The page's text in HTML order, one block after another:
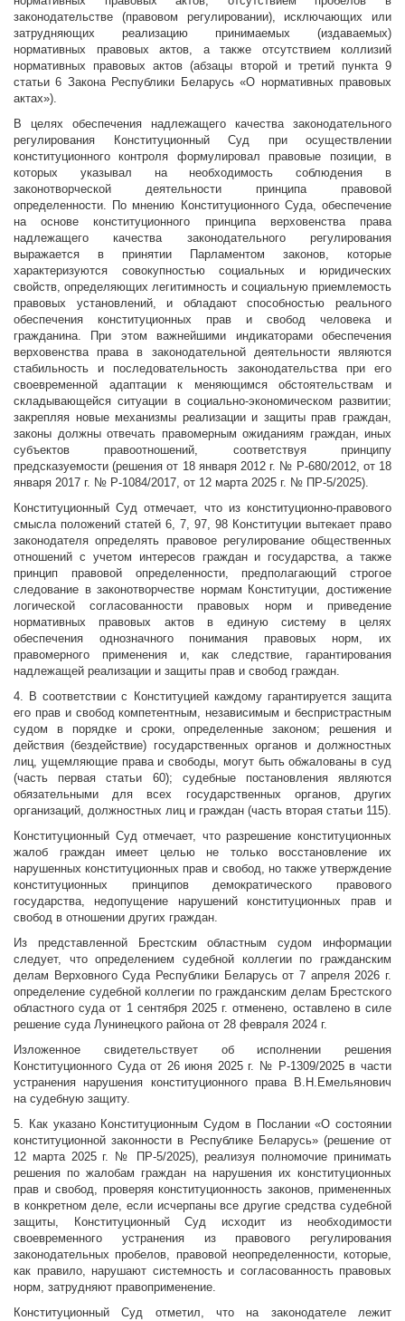
законодательстве (правовом регулировании), исключающих или
затрудняющих реализацию принимаемых (издаваемых)
нормативных правовых актов, а также отсутствием коллизий
нормативных правовых актов (абзацы второй и третий пункта 9
статьи 6 Закона Республики Беларусь «О нормативных правовых
актах»).
В целях обеспечения надлежащего качества законодательного
регулирования Конституционный Суд при осуществлении
конституционного контроля формулировал правовые позиции, в
которых указывал на необходимость соблюдения в
законотворческой деятельности принципа правовой
определенности. По мнению Конституционного Суда, обеспечение
на основе конституционного принципа верховенства права
надлежащего качества законодательного регулирования
выражается в принятии Парламентом законов, которые
характеризуются совокупностью социальных и юридических
свойств, определяющих легитимность и социальную приемлемость
правовых установлений, и обладают способностью реального
обеспечения конституционных прав и свобод человека и
гражданина. При этом важнейшими индикаторами обеспечения
верховенства права в законодательной деятельности являются
стабильность и последовательность законодательства при его
своевременной адаптации к меняющимся обстоятельствам и
складывающейся ситуации в социально-экономическом развитии;
закрепляя новые механизмы реализации и защиты прав граждан,
законы должны отвечать правомерным ожиданиям граждан, иных
субъектов правоотношений, соответствуя принципу
предсказуемости (решения от 18 января 2012 г. № Р-680/2012, от 18
января 2017 г. № Р-1084/2017, от 12 марта 2025 г. № ПР-5/2025).
Конституционный Суд отмечает, что из конституционно-правового
смысла положений статей 6, 7, 97, 98 Конституции вытекает право
законодателя определять правовое регулирование общественных
отношений с учетом интересов граждан и государства, а также
принцип правовой определенности, предполагающий строгое
следование в законотворчестве нормам Конституции, достижение
логической согласованности правовых норм и приведение
нормативных правовых актов в единую систему в целях
обеспечения однозначного понимания правовых норм, их
правомерного применения и, как следствие, гарантирования
надлежащей реализации и защиты прав и свобод граждан.
4. В соответствии с Конституцией каждому гарантируется защита
его прав и свобод компетентным, независимым и беспристрастным
судом в порядке и сроки, определенные законом; решения и
действия (бездействие) государственных органов и должностных
лиц, ущемляющие права и свободы, могут быть обжалованы в суд
(часть первая статьи 60); судебные постановления являются
обязательными для всех государственных органов, других
организаций, должностных лиц и граждан (часть вторая статьи 115).
Конституционный Суд отмечает, что разрешение конституционных
жалоб граждан имеет целью не только восстановление их
нарушенных конституционных прав и свобод, но также утверждение
конституционных принципов демократического правового
государства, недопущение нарушений конституционных прав и
свобод в отношении других граждан.
Из представленной Брестским областным судом информации
следует, что определением судебной коллегии по гражданским
делам Верховного Суда Республики Беларусь от 7 апреля 2026 г.
определение судебной коллегии по гражданским делам Брестского
областного суда от 1 сентября 2025 г. отменено, оставлено в силе
решение суда Лунинецкого района от 28 февраля 2024 г.
Изложенное свидетельствует об исполнении решения
Конституционного Суда от 26 июня 2025 г. № Р-1309/2025 в части
устранения нарушения конституционного права В.Н.Емельянович
на судебную защиту.
5. Как указано Конституционным Судом в Послании «О состоянии
конституционной законности в Республике Беларусь» (решение от
12 марта 2025 г. № ПР-5/2025), реализуя полномочие принимать
решения по жалобам граждан на нарушения их конституционных
прав и свобод, проверяя конституционность законов, примененных
в конкретном деле, если исчерпаны все другие средства судебной
защиты, Конституционный Суд исходит из необходимости
своевременного устранения из правового регулирования
законодательных пробелов, правовой неопределенности, которые,
как правило, нарушают системность и согласованность правовых
норм, затрудняют правоприменение.
Конституционный Суд отметил, что на законодателе лежит